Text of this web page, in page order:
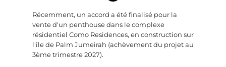
Récemment, un accord a été finalisé pour la
vente d'un penthouse dans le complexe
résidentiel Como Residences, en construction sur
l'île de Palm Jumeirah (achèvement du projet au
3ème trimestre 2027).